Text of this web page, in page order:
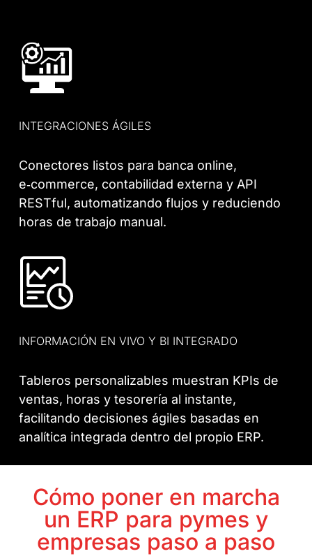
INTEGRACIONES ÁGILES
Conectores listos para banca online,
e‑commerce, contabilidad externa y API
RESTful, automatizando flujos y reduciendo
horas de trabajo manual.
INFORMACIÓN EN VIVO Y BI INTEGRADO
Tableros personalizables muestran KPIs de
ventas, horas y tesorería al instante,
facilitando decisiones ágiles basadas en
analítica integrada dentro del propio ERP.
Cómo poner en marcha
un ERP para pymes y
empresas paso a paso